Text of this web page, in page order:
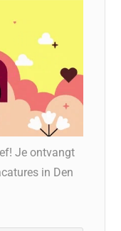
Je ontvangt
in Den